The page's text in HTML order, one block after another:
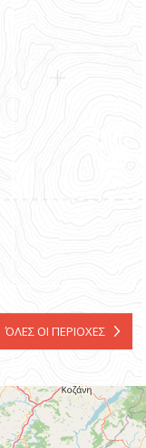
ΌΛΕΣ ΟΙ ΠΕΡΙΟΧΕΣ